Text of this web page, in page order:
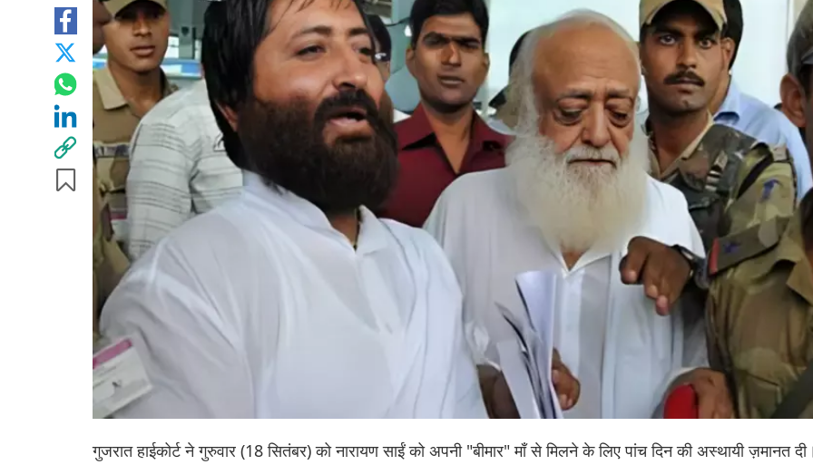
गुजरात हाईकोर्ट ने गुरुवार (18 सितंबर) को नारायण साईं को अपनी "बीमार" माँ से मिलने के लिए पांच दिन की अस्थायी ज़मानत